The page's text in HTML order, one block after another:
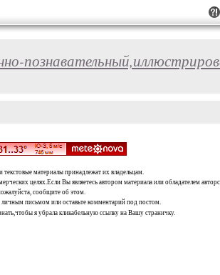
материалы принадлежат их владельцам.
целях.Если Вы являетесь автором материала или обладателем
сообщите об этом.
письмом или оставьте комментарий под постом.
я убрала кликабельную ссылку на Вашу страничку.